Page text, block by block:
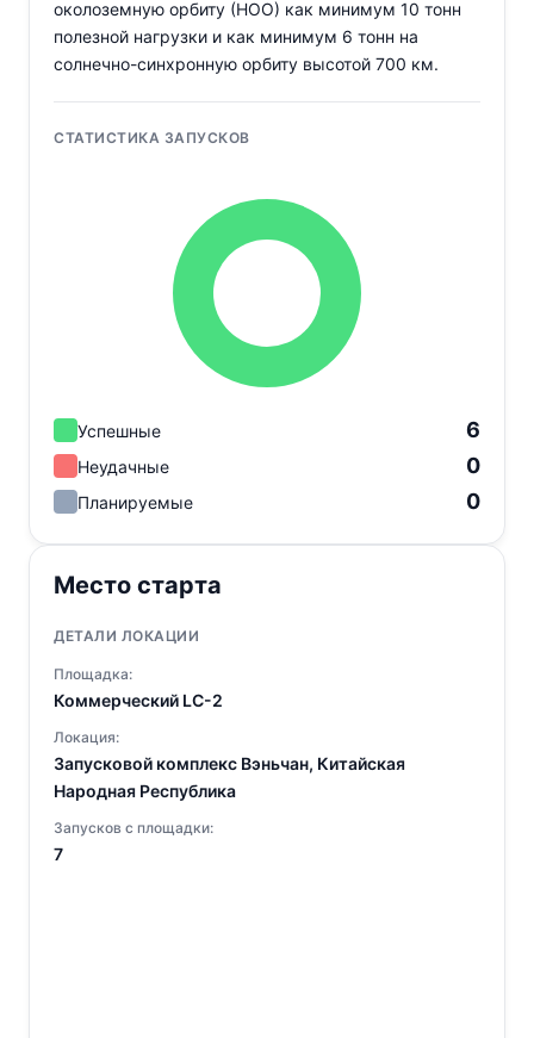
околоземную орбиту (НОО) как минимум 10 тонн
полезной нагрузки и как минимум 6 тонн на
солнечно-синхронную орбиту высотой 700 км.
СТАТИСТИКА ЗАПУСКОВ
Успешные 6
Неудачные 0
Планируемые 0
Место старта
ДЕТАЛИ ЛОКАЦИИ
Площадка:
Коммерческий LC-2
Локация:
Запусковой комплекс Вэньчан, Китайская
Народная Республика
Запусков с площадки:
7